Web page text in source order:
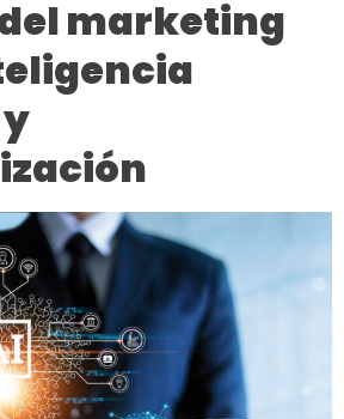
marketing